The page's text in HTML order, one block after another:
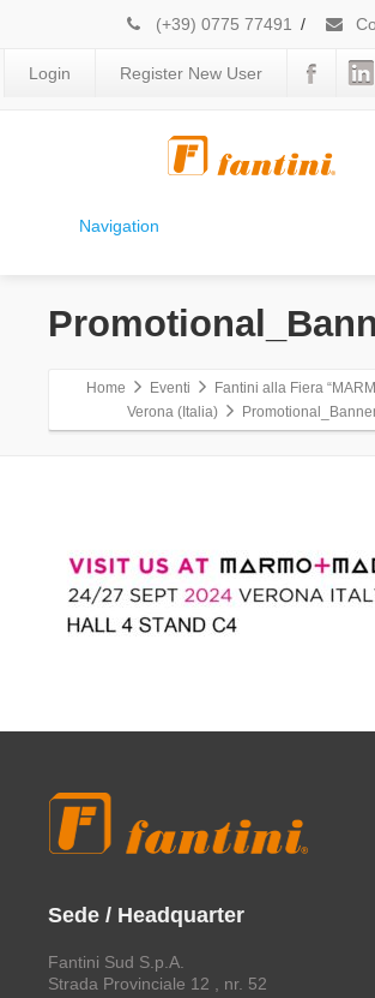
(+39) 0775 77491 /
Login Register New User
Navigation
Home Eventi
Fantini alla Fiera
Verona (Italia)
Sede / Headquarter
Fantini Sud S.p.A.
Strada Provinciale 12 , nr. 52